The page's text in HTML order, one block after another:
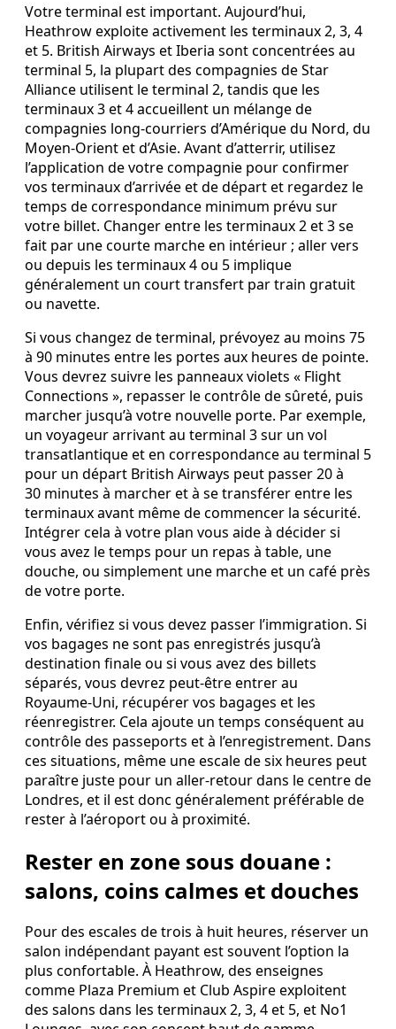
Votre terminal est important. Aujourd’hui,
Heathrow exploite activement les terminaux 2, 3, 4
et 5. British Airways et Iberia sont concentrées au
terminal 5, la plupart des compagnies de Star
Alliance utilisent le terminal 2, tandis que les
terminaux 3 et 4 accueillent un mélange de
compagnies long‑courriers d’Amérique du Nord, du
Moyen‑Orient et d’Asie. Avant d’atterrir, utilisez
l’application de votre compagnie pour confirmer
vos terminaux d’arrivée et de départ et regardez le
temps de correspondance minimum prévu sur
votre billet. Changer entre les terminaux 2 et 3 se
fait par une courte marche en intérieur ; aller vers
ou depuis les terminaux 4 ou 5 implique
généralement un court transfert par train gratuit
ou navette.
Si vous changez de terminal, prévoyez au moins 75
à 90 minutes entre les portes aux heures de pointe.
Vous devrez suivre les panneaux violets « Flight
Connections », repasser le contrôle de sûreté, puis
marcher jusqu’à votre nouvelle porte. Par exemple,
un voyageur arrivant au terminal 3 sur un vol
transatlantique et en correspondance au terminal 5
pour un départ British Airways peut passer 20 à
30 minutes à marcher et à se transférer entre les
terminaux avant même de commencer la sécurité.
Intégrer cela à votre plan vous aide à décider si
vous avez le temps pour un repas à table, une
douche, ou simplement une marche et un café près
de votre porte.
Enfin, vérifiez si vous devez passer l’immigration. Si
vos bagages ne sont pas enregistrés jusqu’à
destination finale ou si vous avez des billets
séparés, vous devrez peut‑être entrer au
Royaume‑Uni, récupérer vos bagages et les
réenregistrer. Cela ajoute un temps conséquent au
contrôle des passeports et à l’enregistrement. Dans
ces situations, même une escale de six heures peut
paraître juste pour un aller‑retour dans le centre de
Londres, et il est donc généralement préférable de
rester à l’aéroport ou à proximité.
Rester en zone sous douane :
salons, coins calmes et douches
Pour des escales de trois à huit heures, réserver un
salon indépendant payant est souvent l’option la
plus confortable. À Heathrow, des enseignes
comme Plaza Premium et Club Aspire exploitent
des salons dans les terminaux 2, 3, 4 et 5, et No1